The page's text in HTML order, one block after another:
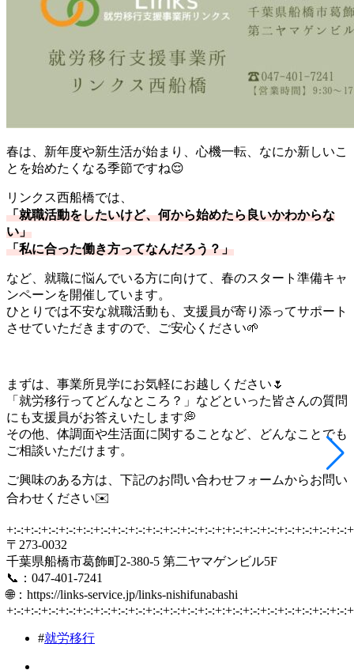
春は、新年度や新生活が始まり、心機一転、なにか新しいこ
とを始めたくなる季節ですね😌
リンクス西船橋では、
「就職活動をしたいけど、何から始めたら良いかわからな
い」
「私に合った働き方ってなんだろう？」
など、就職に悩んでいる方に向けて、春のスタート準備キャ
ンペーンを開催しています。
ひとりでは不安な就職活動も、支援員が寄り添ってサポート
させていただきますので、ご安心ください🌱
まずは、事業所見学にお気軽にお越しください🌷
「就労移行ってどんなところ？」などといった皆さんの質問
にも支援員がお答えいたします💭
その他、体調面や生活面に関することなど、どんなことでも
ご相談いただけます。
ご興味のある方は、下記のお問い合わせフォームからお問い
合わせください✉️
+:-:+:-:+:-:+:-:+:-:+:-:+:-:+:-:+:-:+:-:+:-:+:-:+:+:-:+:-:+:-:+:-:+:-:+:-:+:-
〒273-0032
千葉県船橋市葛飾町2-380-5 第二ヤマゲンビル5F
📞：047-401-7241
🌐：https://links-service.jp/links-nishifunabashi
+:-:+:-:+:-:+:-:+:-:+:-:+:-:+:-:+:-:+:-:+:-:+:-:+:+:-:+:-:+:-:+:-:+:-:+:-:+:-
#就労移行